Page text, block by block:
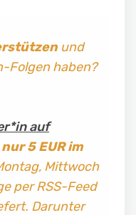
und
Folgen haben?
auf
nur 5 EUR im
Mittwoch
per RSS-Feed
Darunter